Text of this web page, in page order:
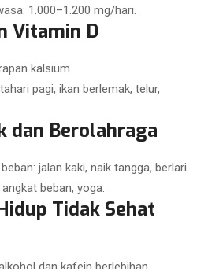
1.000–1.200 mg/hari.
Vitamin D
kalsium.
pagi, ikan berlemak, telur,
dan Berolahraga
jalan kaki, naik tangga, berlari.
beban, yoga.
Tidak Sehat